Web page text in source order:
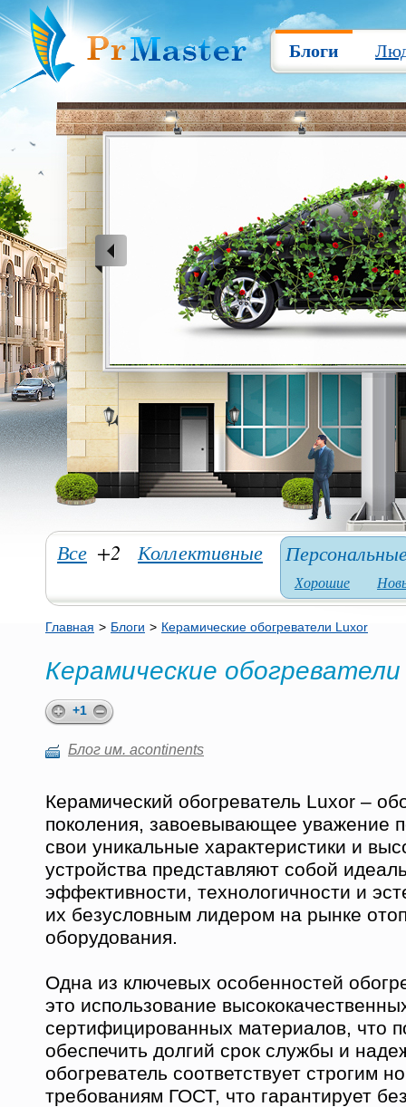
Блоги
Все +2 Коллективные
Хорошие
Главная > Блоги > Керамические обогреватели Luxor
Керамические
+1
Блог им. acontinents
Керамический обогреватель Luxor –
поколения, завоевывающее уважение
свои уникальные характеристики и
устройства представляют собой
эффективности, технологичности и
их безусловным лидером на рынке
оборудования.
Одна из ключевых особенностей
это использование
сертифицированных материалов, что
обеспечить долгий срок службы и
обогреватель соответствует строгим
требованиям ГОСТ, что гарантирует